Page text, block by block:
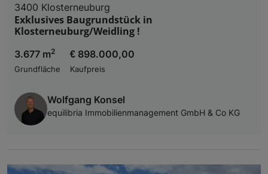
3400 Klosterneuburg
Exklusives Baugrundstück in
Klosterneuburg/Weidling !
3.677 m2
Grundfläche
€ 898.000,00
Kaufpreis
Wolfgang Konsel
equilibria Immobilienmanagement GmbH & Co KG